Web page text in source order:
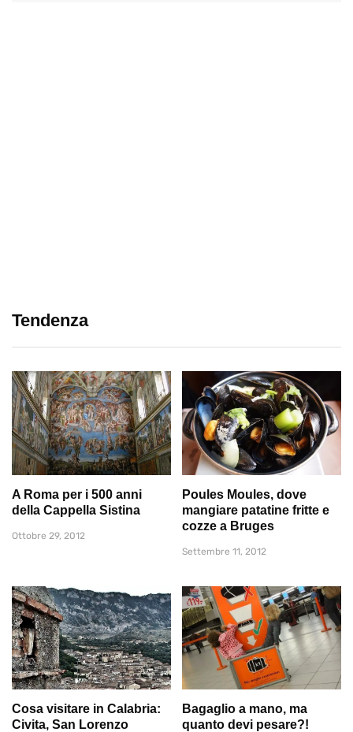
Tendenza
A Roma per i 500 anni
della Cappella Sistina
Ottobre 29, 2012
Poules Moules, dove
mangiare patatine fritte e
cozze a Bruges
Settembre 11, 2012
Cosa visitare in Calabria:
Civita, San Lorenzo
Bagaglio a mano, ma
quanto devi pesare?!